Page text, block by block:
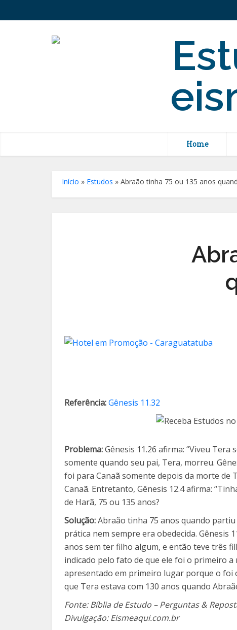
Home
Início » Estudos » Abraão tinha 75 ou 135 anos
Referência:Gênesis 11.32
Problema:Gênesis 11.26 afirma: “Viveu
somente quando seu pai, Tera, morreu.
foi para Canaã somente depois da morte de
Canaã. Entretanto, Gênesis 12.4 afirma:
de Harã, 75 ou 135 anos?
Solução:Abraão tinha 75 anos quando
prática nem sempre era obedecida. Gênesis
anos sem ter filho algum, e então teve três
indicado pelo fato de que ele foi o primeiro
apresentado em primeiro lugar porque o foi
que Tera estava com 130 anos quando
Fonte: Bíblia de Estudo – Perguntas &
Divulgação: Eismeaqui.com.br